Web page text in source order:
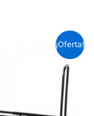
¡Oferta!
El